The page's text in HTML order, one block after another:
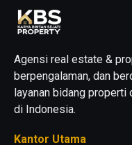
Agensi real estate &
berpengalaman, dan
layanan bidang
di Indonesia.
Kantor Utama